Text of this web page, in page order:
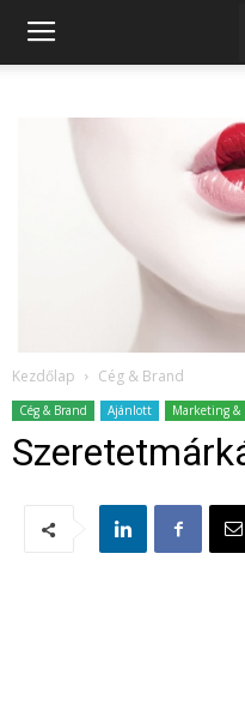
Kezdőlap Cég & Brand
Cég & Brand Ajánlott Marketing &